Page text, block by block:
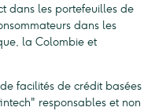
dans les portefeuilles de
dans les
la Colombie et
facilités de crédit basées
responsables et non